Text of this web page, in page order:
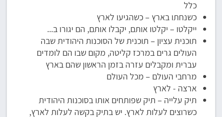
כלל
כשנחתו בארץ – כשהגיעו לארץ
ייקלטו – יקלטו אותם, יקבלו אותם, הם יגורו ב...
תוכנית עציון – תוכנית של הסוכנות היהודית שבה
העולים גרים במרכז קליטה, מקום שבו הם לומדים
עברית ומקבלים עזרה בזמן הראשון שהם בארץ
מרחבי העולם – מכל העולם
ארצה - לארץ
תיק עלייה – תיק שפותחים אותו בסוכנות היהודית
כשרוצים לעלות לארץ. יש בתיק בקשה לעלות לארץ,